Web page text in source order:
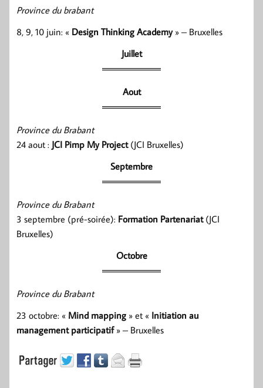
Province du brabant
8, 9, 10 juin: « Design Thinking Academy» – Bruxelles
Juillet
Aout
Province du Brabant
24 aout : JCI Pimp My Project (JCI Bruxelles)
Septembre
Province du Brabant
3 septembre (pré-soirée): Formation Partenariat (JCI
Bruxelles)
Octobre
Province du Brabant
23 octobre: « Mind mapping » et « Initiation au
management participatif» – Bruxelles